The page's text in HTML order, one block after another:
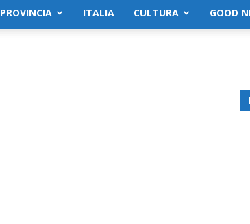
PROVINCIA ITALIA CULTURA GOOD